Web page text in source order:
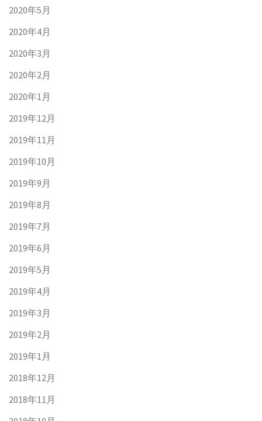
2020年5月
2020年4月
2020年3月
2020年2月
2020年1月
2019年12月
2019年11月
2019年10月
2019年9月
2019年8月
2019年7月
2019年6月
2019年5月
2019年4月
2019年3月
2019年2月
2019年1月
2018年12月
2018年11月